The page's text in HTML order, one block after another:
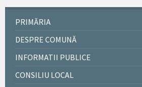
PRIMĂRIA
DESPRE COMUNĂ
INFORMATII PUBLICE
CONSILIU LOCAL